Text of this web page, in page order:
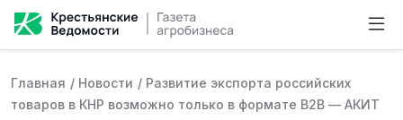
Главная / Новости / Развитие экспорта российских
товаров в КНР возможно только в формате B2B — АКИТ